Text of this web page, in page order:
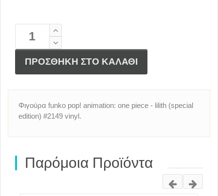
ΠΡΟΣΘΗΚΗ ΣΤΟ ΚΑΛΑΘΙ
Φιγούρα funko pop! animation: one piece - lilith (special
edition) #2149 vinyl.
Παρόμοια Προϊόντα